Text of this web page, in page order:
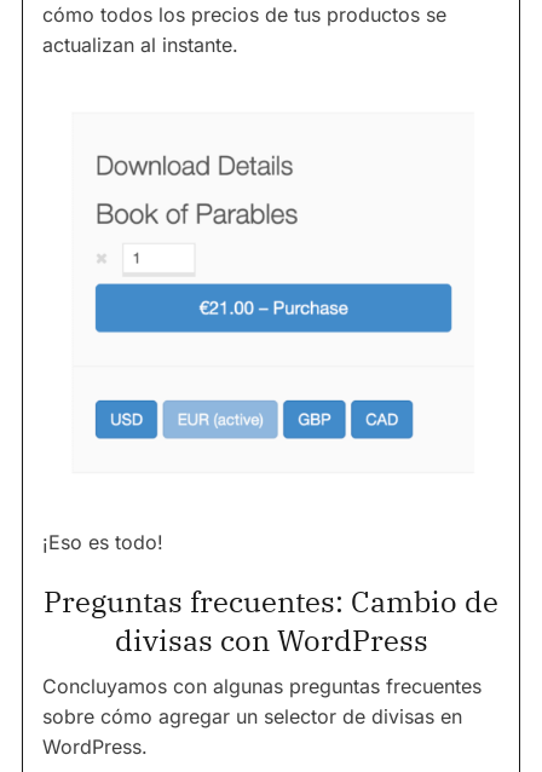
cómo todos los precios de tus productos se
actualizan al instante.
¡Eso es todo!
Preguntas frecuentes: Cambio de
divisas con WordPress
Concluyamos con algunas preguntas frecuentes
sobre cómo agregar un selector de divisas en
WordPress.